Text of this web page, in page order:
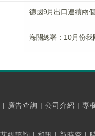
德國9月出口連續兩
海關總署：10月份
| 廣告查詢 | 公司介紹 | 專